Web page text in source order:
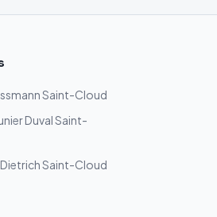
Saint-Cloud
DuvalSaint-
Saint-Cloud